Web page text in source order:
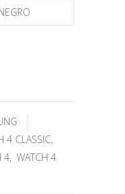
4 CLASSIC,
4, WATCH 4